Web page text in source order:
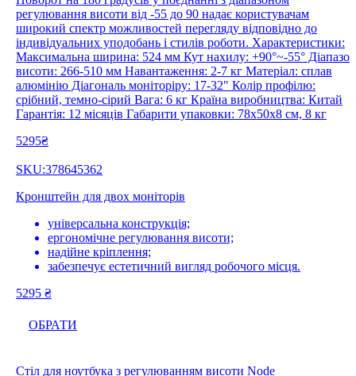
регулювання висоти від -55 до 90 надає користувачам
широкий спектр можливостей перегляду відповідно до
індивідуальних уподобань і стилів роботи. Характеристики:
Максимальна ширина: 524 мм Кут нахилу: +90°~-55° Діапазон
висоти: 266-510 мм Навантаження: 2-7 кг Матеріал: сплав
алюмінію Діагональ моніторіру: 17-32" Колір профілю:
срібний, темно-сірий Вага: 6 кг Країна виробництва: Китай
Гарантія: 12 місяців Габарити упаковки: 78х50х8 см, 8 кг
5295₴
SKU:378645362
Кронштейн для двох моніторів
універсальна конструкція;
ергономічне регулювання висоти;
надійне кріплення;
забезпечує естетичний вигляд робочого місця.
5295 ₴
ОБРАТИ
Стіл для ноутбука з регулюванням висоти Node